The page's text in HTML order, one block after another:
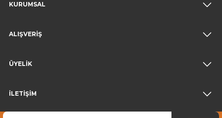
KURUMSAL
ALIŞVERİŞ
ÜYELİK
İLETİŞİM